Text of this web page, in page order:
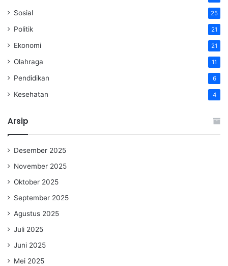
Sosial 25
Politik 21
Ekonomi 21
Olahraga 11
Pendidikan 6
Kesehatan 4
Arsip
Desember 2025
November 2025
Oktober 2025
September 2025
Agustus 2025
Juli 2025
Juni 2025
Mei 2025